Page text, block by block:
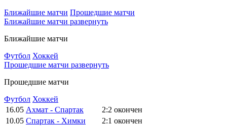
Ближайшие матчи Прошедшие матчи
Ближайшие матчи развернуть
Ближайшие матчи
Футбол Хоккей
Прошедшие матчи развернуть
Прошедшие матчи
Футбол Хоккей
16.05 Ахмат - Спартак 2:2 окончен
10.05 Спартак - Химки 2:1 окончен